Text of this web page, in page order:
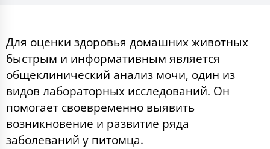
Для оценки здоровья домашних животных
быстрым и информативным является
общеклинический анализ мочи, один из
видов лабораторных исследований. Он
помогает своевременно выявить
возникновение и развитие ряда
заболеваний у питомца.